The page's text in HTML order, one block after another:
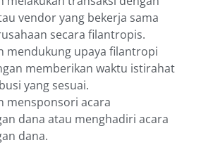
vendor yang bekerja sama
secara filantropis.
mendukung upaya filantropi
memberikan waktu istirahat
yang sesuai.
mensponsori acara
dana atau menghadiri acara
dana.